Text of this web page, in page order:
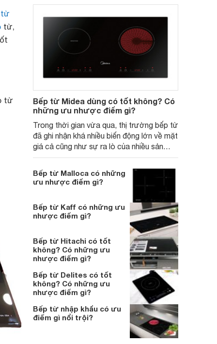
từ,
từ
Bếp từ Midea dùng có tốt không? Có
những ưu nhược điểm gì?
Trong thời gian vừa qua, thị trường bếp từ
đã ghi nhận khá nhiều biến động lớn về mặt
giá cả cũng như sự ra lò của nhiều sản
phẩm mới tới từ các thương hiệu hàng
đầu. Trong đó có lẽ không thể không kể
đến bếp từ Midea.
Bếp từ Malloca có những
ưu nhược điểm gì?
Bếp từ Kaff có những ưu
nhược điểm gì?
Bếp từ Hitachi có tốt
không? Có những ưu
nhược điểm gì?
Bếp từ Delites có tốt
không? Có những ưu
nhược điểm gì?
Bếp từ nhập khẩu có ưu
điểm gì nổi trội?